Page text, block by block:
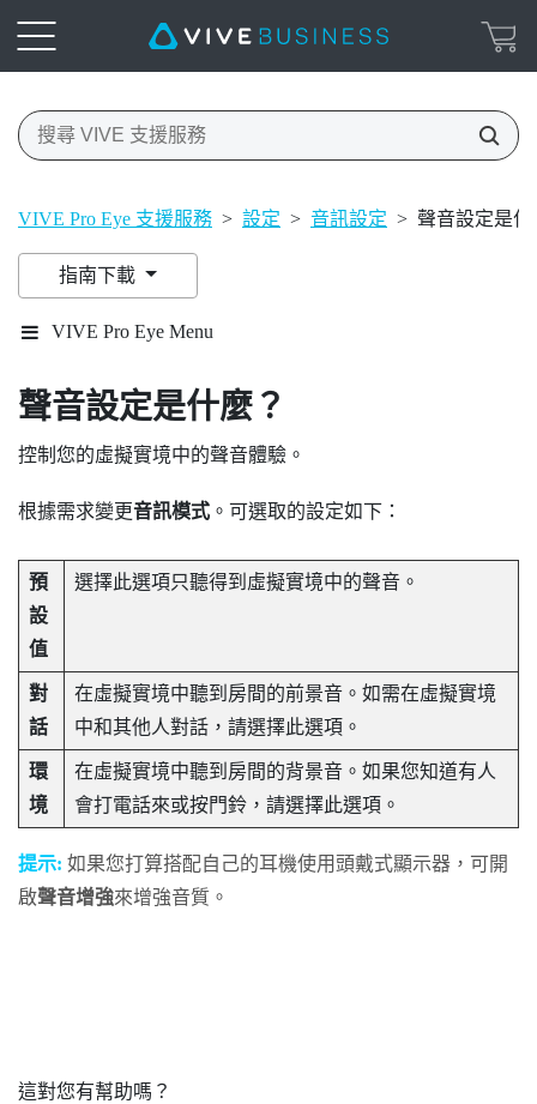
VIVE Pro Eye 支援服務 > 設定 > 音訊設定 > 聲音設定是什
指南下載
VIVE Pro Eye Menu
聲音設定是什麼？
控制您的虛擬實境中的聲音體驗。
根據需求變更音訊模式 。可選取的設定如下：
預
設
值
選擇此選項只聽得到虛擬實境中的聲音。
對
話
在虛擬實境中聽到房間的前景音。如需在虛擬實境
中和其他人對話，請選擇此選項。
環
境
在虛擬實境中聽到房間的背景音。如果您知道有人
會打電話來或按門鈴，請選擇此選項。
提示: 如果您打算搭配自己的耳機使用頭戴式顯示器，可開
啟聲音增強來增強音質。
這對您有幫助嗎？